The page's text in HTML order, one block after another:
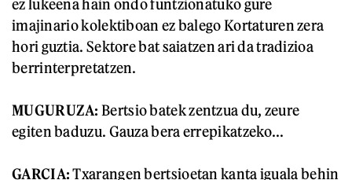
ez lukeena hain ondo funtzionatuko gure
imajinario kolektiboan ez balego Kortaturen zera
hori guztia. Sektore bat saiatzen ari da tradizioa
berrinterpretatzen.
MUGURUZA: Bertsio batek zentzua du, zeure
egiten baduzu. Gauza bera errepikatzeko...
GARCIA:Txarangen bertsioetan kanta iguala behin